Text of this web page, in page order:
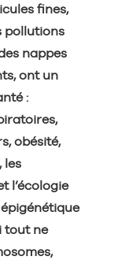
fines,
pollutions
nappes
ont un
:
obésité,
les
l’écologie
tout ne